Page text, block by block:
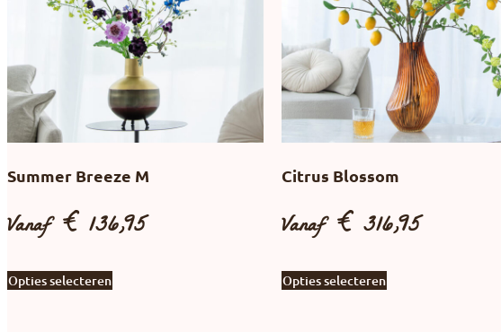
Summer Breeze M
Vanaf €136,95
Opties selecteren
Citrus Blossom
Vanaf €316,95
Opties selecteren